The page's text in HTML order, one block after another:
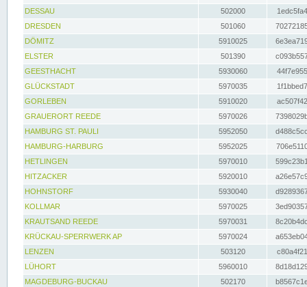
DESSAU
502000
DRESDEN
501060
DÖMITZ
5910025
ELSTER
501390
GEESTHACHT
5930060
GLÜCKSTADT
5970035
GORLEBEN
5910020
GRAUERORT REEDE
5970026
HAMBURG ST. PAULI
5952050
HAMBURG-HARBURG
5952025
HETLINGEN
5970010
HITZACKER
5920010
HOHNSTORF
5930040
KOLLMAR
5970025
KRAUTSAND REEDE
5970031
KRÜCKAU-SPERRWERK AP
5970024
LENZEN
503120
LÜHORT
5960010
MAGDEBURG-BUCKAU
502170